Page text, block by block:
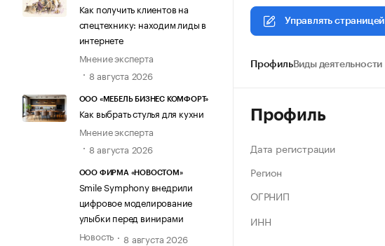
Как получить клиентов на
спецтехнику: находим лиды в
интернете
Мнение эксперта
8 августа 2026
ООО «МЕБЕЛЬ БИЗНЕС КОМФОРТ»
Как выбрать стулья для кухни
Мнение эксперта
8 августа 2026
ООО ФИРМА «НОВОСТОМ»
Smile Symphony внедрили
цифровое моделирование
улыбки перед винирами
Новость
8 августа 2026
Управлять страницей
ПрофильВиды деятельности
Профиль
Дата регистрации
Регион
ОГРНИП
ИНН